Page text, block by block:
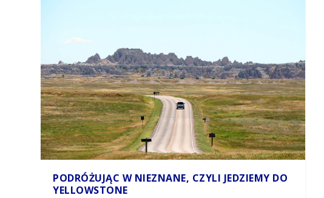
PODRÓŻUJĄC W NIEZNANE, CZYLI JEDZIEMY DO
YELLOWSTONE